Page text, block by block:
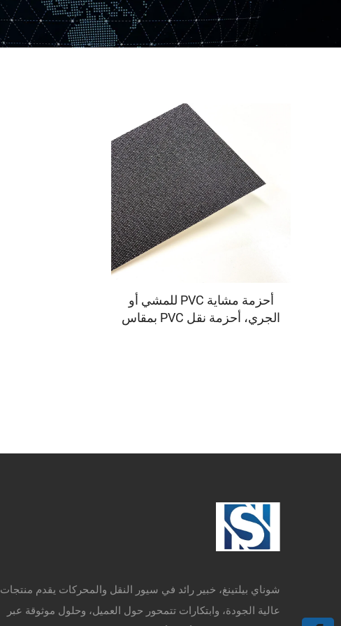
أحزمة مشاية PVC للمشي أو
الجري، أحزمة نقل PVC بمقاس
شوناي بيلتينغ، خبير رائد في سيور النقل والمحركات يقدم منتجات
عالية الجودة، وابتكارات تتمحور حول العميل، وحلول موثوقة عبر